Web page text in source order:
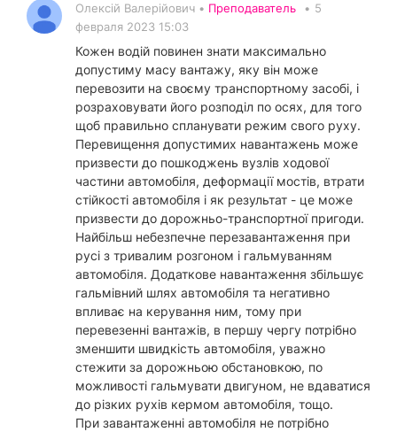
Олексій Валерійович • Преподаватель • 5
февраля 2023 15:03
Кожен водій повинен знати максимально
допустиму масу вантажу, яку він може
перевозити на своєму транспортному засобі, і
розраховувати його розподіл по осях, для того
щоб правильно спланувати режим свого руху.
Перевищення допустимих навантажень може
призвести до пошкоджень вузлів ходової
частини автомобіля, деформації мостів, втрати
стійкості автомобіля і як результат - це може
призвести до дорожньо-транспортної пригоди.
Найбільш небезпечне перезавантаження при
русі з тривалим розгоном і гальмуванням
автомобіля. Додаткове навантаження збільшує
гальмівний шлях автомобіля та негативно
впливає на керування ним, тому при
перевезенні вантажів, в першу чергу потрібно
зменшити швидкість автомобіля, уважно
стежити за дорожньою обстановкою, по
можливості гальмувати двигуном, не вдаватися
до різких рухів кермом автомобіля, тощо.
При завантаженні автомобіля не потрібно